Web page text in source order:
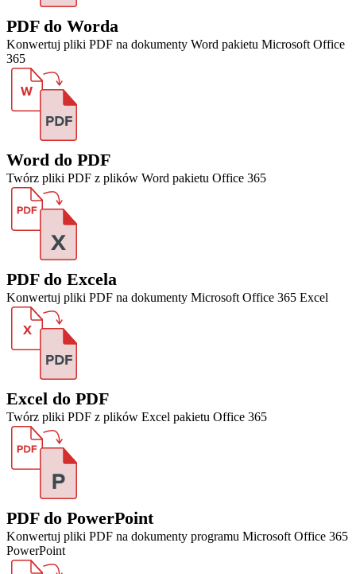
PDF do Worda
Konwertuj pliki PDF na dokumenty Word pakietu Microsoft Office
365
Word do PDF
Twórz pliki PDF z plików Word pakietu Office 365
PDF do Excela
Konwertuj pliki PDF na dokumenty Microsoft Office 365 Excel
Excel do PDF
Twórz pliki PDF z plików Excel pakietu Office 365
PDF do PowerPoint
Konwertuj pliki PDF na dokumenty programu Microsoft Office 365
PowerPoint